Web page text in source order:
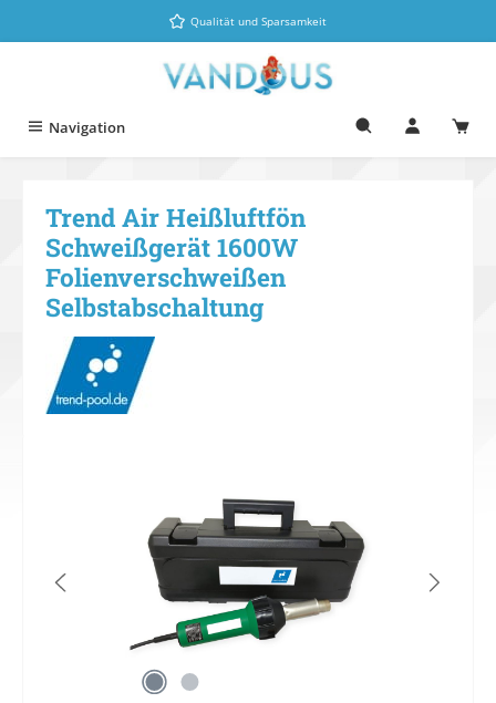
Zum Hauptinhalt springenQualität und Sparsamkeit
Navigation
Trend Air Heißluftfön
Schweißgerät 1600W
Folienverschweißen
Selbstabschaltung